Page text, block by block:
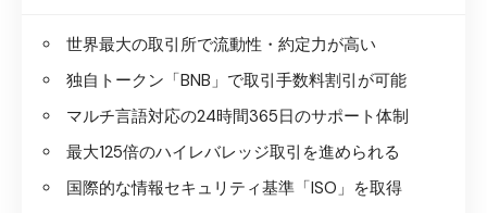
世界最大の取引所で流動性・約定力が高い
独自トークン「BNB」で取引手数料割引が可能
マルチ言語対応の24時間365日のサポート体制
最大125倍のハイレバレッジ取引を進められる
国際的な情報セキュリティ基準「ISO」を取得